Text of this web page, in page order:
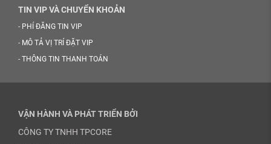
TIN VIP VÀ CHUYỂN KHOẢN
- PHÍ ĐĂNG TIN VIP
- MÔ TẢ VỊ TRÍ ĐẶT VIP
- THÔNG TIN THANH TOÁN
VẬN HÀNH VÀ PHÁT TRIỂN BỞI
CÔNG TY TNHH TPCORE